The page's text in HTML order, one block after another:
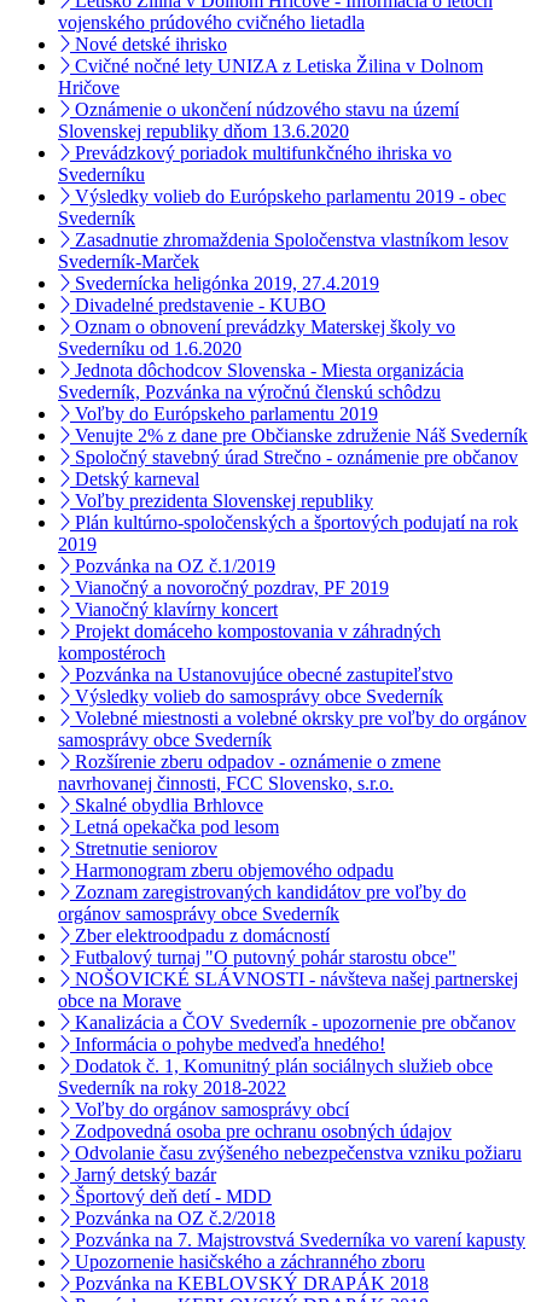
vojenského prúdového cvičného lietadla
Nové detské ihrisko
Cvičné nočné lety UNIZA z Letiska Žilina v Dolnom
Hričove
Oznámenie o ukončení núdzového stavu na území
Slovenskej republiky dňom 13.6.2020
Prevádzkový poriadok multifunkčného ihriska vo
Svederníku
Výsledky volieb do Európskeho parlamentu 2019 - obec
Svederník
Zasadnutie zhromaždenia Spoločenstva vlastníkom lesov
Svederník-Marček
Svedernícka heligónka 2019, 27.4.2019
Divadelné predstavenie - KUBO
Oznam o obnovení prevádzky Materskej školy vo
Svederníku od 1.6.2020
Jednota dôchodcov Slovenska - Miesta organizácia
Svederník, Pozvánka na výročnú členskú schôdzu
Voľby do Európskeho parlamentu 2019
Venujte 2% z dane pre Občianske združenie Náš Svederník
Spoločný stavebný úrad Strečno - oznámenie pre občanov
Detský karneval
Voľby prezidenta Slovenskej republiky
Plán kultúrno-spoločenských a športových podujatí na rok
2019
Pozvánka na OZ č.1/2019
Vianočný a novoročný pozdrav, PF 2019
Vianočný klavírny koncert
Projekt domáceho kompostovania v záhradných
kompostéroch
Pozvánka na Ustanovujúce obecné zastupiteľstvo
Výsledky volieb do samosprávy obce Svederník
Volebné miestnosti a volebné okrsky pre voľby do orgánov
samosprávy obce Svederník
Rozšírenie zberu odpadov - oznámenie o zmene
navrhovanej činnosti, FCC Slovensko, s.r.o.
Skalné obydlia Brhlovce
Letná opekačka pod lesom
Stretnutie seniorov
Harmonogram zberu objemového odpadu
Zoznam zaregistrovaných kandidátov pre voľby do
orgánov samosprávy obce Svederník
Zber elektroodpadu z domácností
Futbalový turnaj "O putovný pohár starostu obce"
NOŠOVICKÉ SLÁVNOSTI - návšteva našej partnerskej
obce na Morave
Kanalizácia a ČOV Svederník - upozornenie pre občanov
Informácia o pohybe medveďa hnedého!
Dodatok č. 1, Komunitný plán sociálnych služieb obce
Svederník na roky 2018-2022
Voľby do orgánov samosprávy obcí
Zodpovedná osoba pre ochranu osobných údajov
Odvolanie času zvýšeného nebezpečenstva vzniku požiaru
Jarný detský bazár
Športový deň detí - MDD
Pozvánka na OZ č.2/2018
Pozvánka na 7. Majstrovstvá Svederníka vo varení kapusty
Upozornenie hasičského a záchranného zboru
Pozvánka na KEBLOVSKÝ DRAPÁK 2018